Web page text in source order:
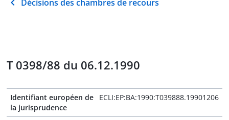
Décisions des chambres de recours
T 0398/88 du 06.12.1990
Identifiant européen de
la jurisprudence
ECLI:EP:BA:1990:T039888.19901206